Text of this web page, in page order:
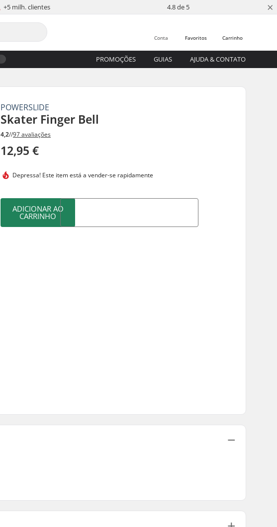
+5 milh. clientes 4.8 de 5 ×
Carrinho
Favoritos
Conta
PROMOÇÕES GUIAS AJUDA & CONTATO
POWERSLIDE
Skater Finger Bell
4,2//97 avaliações
12,95 €
Depressa! Este item está avender-se rapidamente
ADICIONAR AO
CARRINHO